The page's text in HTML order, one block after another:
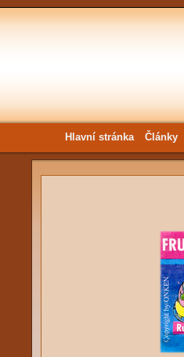
Hlavní stránka Články